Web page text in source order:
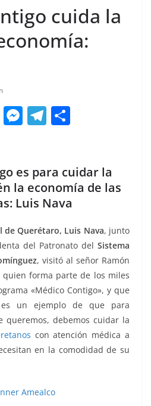
cuida la
W
s
M
e
n
g
er
T
gr
a
m
p
ar
tir
es para cuidar la
la economía de las
Luis Nava
Querétaro, Luis Nava, junto
del Patronato del Sistema
, visitó al señor Ramón
quien forma parte de los miles
«Médico Contigo», y que
un ejemplo de que para
debemos cuidar la
con atención médica a
en la comodidad de su